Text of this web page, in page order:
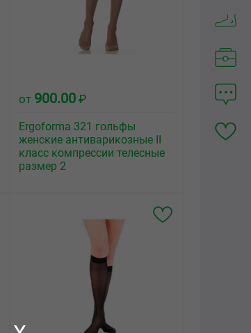
от 900.00 ₽
Ergoforma 321 гольфы
женские антиварикозные II
класс компрессии телесные
размер 2